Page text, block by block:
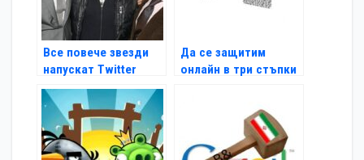
Все повече звезди
напускат Twitter
Да се защитим
онлайн в три стъпки